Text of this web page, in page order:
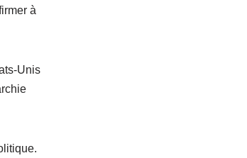
à
Unis